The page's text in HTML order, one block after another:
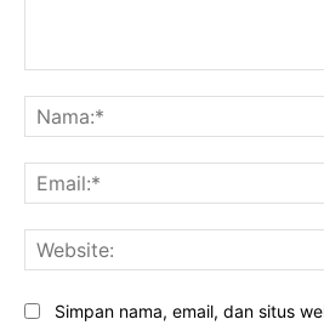
Simpan nama, email, dan situs